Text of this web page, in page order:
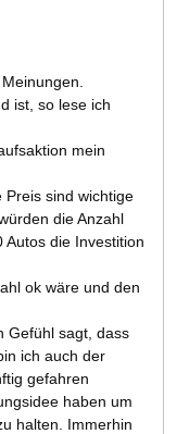
ist, so lese ich
mein
Preis sind wichtige
die Anzahl
die Investition
ok wäre und den
Gefühl sagt, dass
ich auch der
gefahren
haben um
halten. Immerhin